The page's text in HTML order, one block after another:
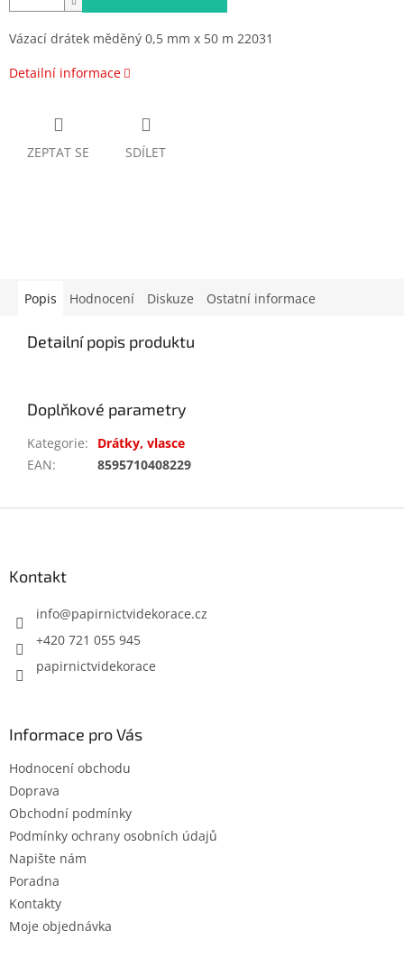
Vázací drátek měděný 0,5 mm x 50 m 22031
Detailní informace
ZEPTAT SE SDÍLET
Popis Hodnocení Diskuze Ostatní informace
Detailní popis produktu
Doplňkové parametry
Kategorie:
Drátky, vlasce
EAN: 8595710408229
Kontakt
info@papirnictvidekorace.cz
+420 721 055 945
papirnictvidekorace
Informace pro Vás
Hodnocení obchodu
Doprava
Obchodní podmínky
Podmínky ochrany osobních údajů
Napište nám
Poradna
Kontakty
Moje objednávka